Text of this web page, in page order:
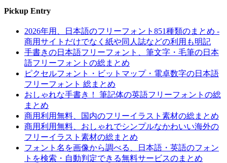
Pickup Entry
2026年用、日本語のフリーフォント851種類のまとめ -
商用サイトだけでなく紙や同人誌などの利用も明記
手書きの日本語フリーフォント、筆文字・毛筆の日本
語フリーフォントの総まとめ
ピクセルフォント・ビットマップ・電卓数字の日本語
フリーフォント 総まとめ
おしゃれな手書き！ 筆記体の英語フリーフォントの総
まとめ
商用利用無料、国内のフリーイラスト素材の総まとめ
商用利用無料、おしゃれでシンプルなかわいい海外の
フリーイラスト素材の総まとめ
フォント名を画像から調べる、日本語・英語のフォン
トを検索・自動判定できる無料サービスのまとめ